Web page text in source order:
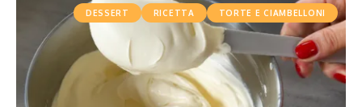
DESSERT RICETTA TORTE E CIAMBELLONI